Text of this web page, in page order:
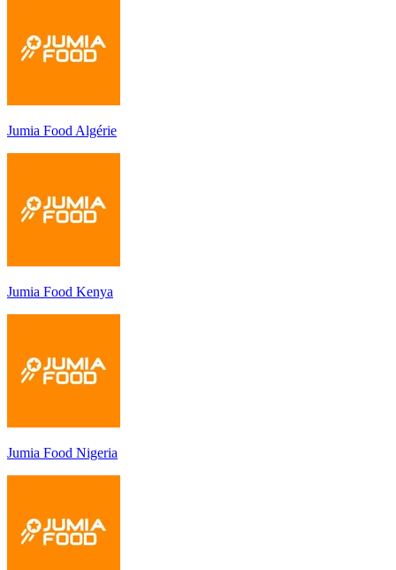
Jumia Food Algérie
Jumia Food Kenya
Jumia Food Nigeria